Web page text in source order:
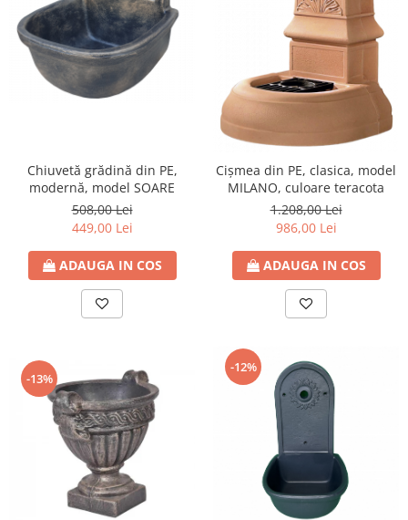
Chiuvetă grădină din PE,
modernă, model SOARE
508,00 Lei
449,00 Lei
ADAUGA IN COS
Cișmea din PE, clasica, model
MILANO, culoare teracota
1.208,00 Lei
986,00 Lei
ADAUGA IN COS
-13%
-12%